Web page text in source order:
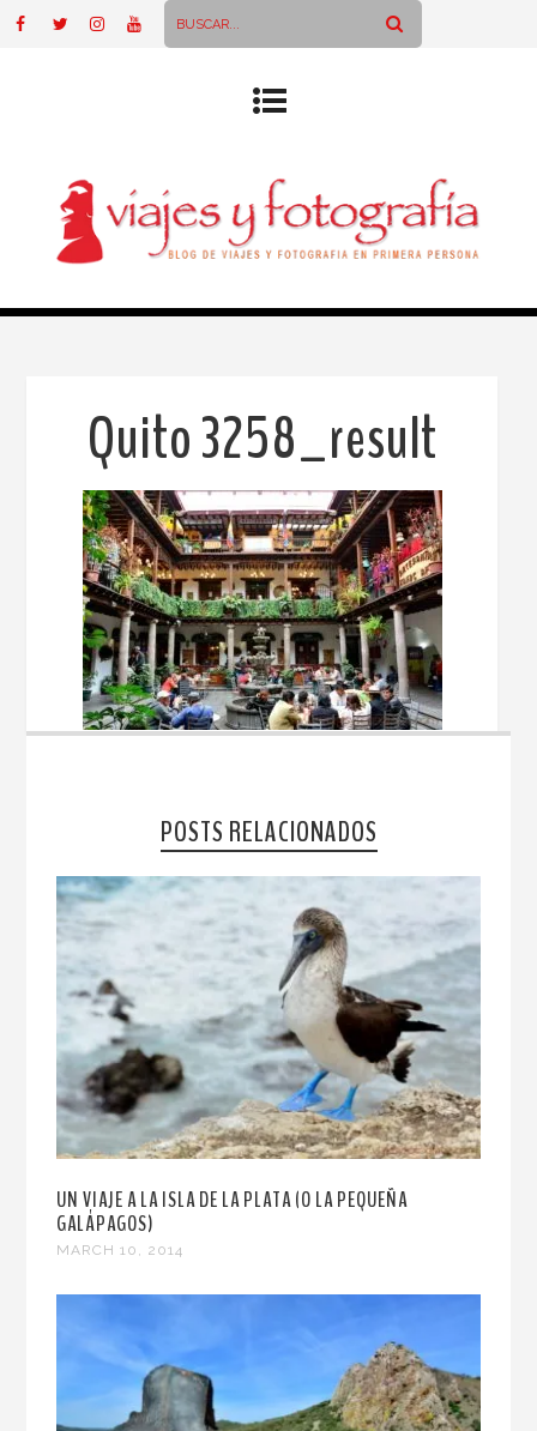
Quito 3258_result
POSTS RELACIONADOS
UN VIAJE A LA ISLA DE LA PLATA (O LA PEQUEÑA
GALÁPAGOS)
MARCH 10, 2014